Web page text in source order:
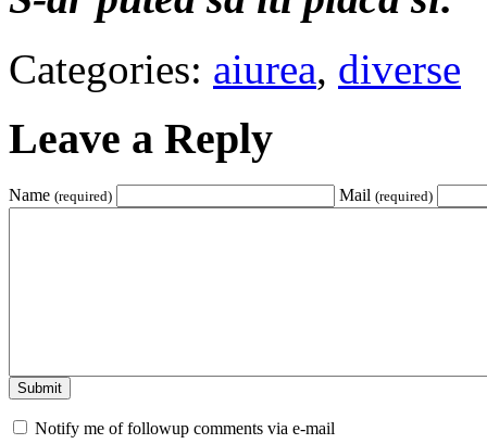
Categories: aiurea, diverse
Leave a Reply
Name (required) Mail (required)
Notify me of followup comments via e-mail